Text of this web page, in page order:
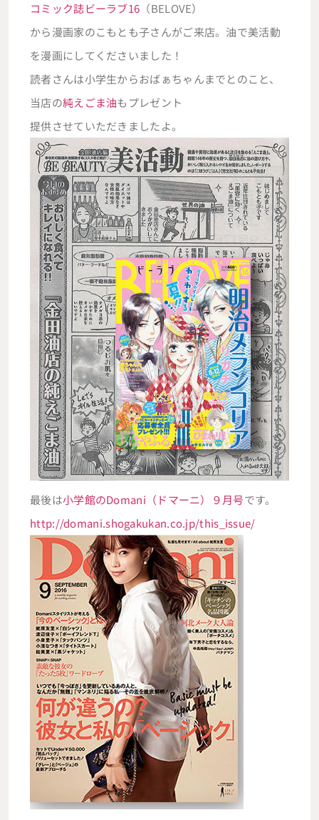
コミック誌ビーラブ16 （BELOVE）
から漫画家のこもとも子さんがご来店。油で美活動
を漫画にしてくださいました！
読者さんは小学生からおばぁちゃんまでとのこと、
当店の純えごま油もプレゼント
提供させていただきましたよ。
最後は小学館のDomani（ドマーニ）９月号です。
http://domani.shogakukan.co.jp/this_issue/